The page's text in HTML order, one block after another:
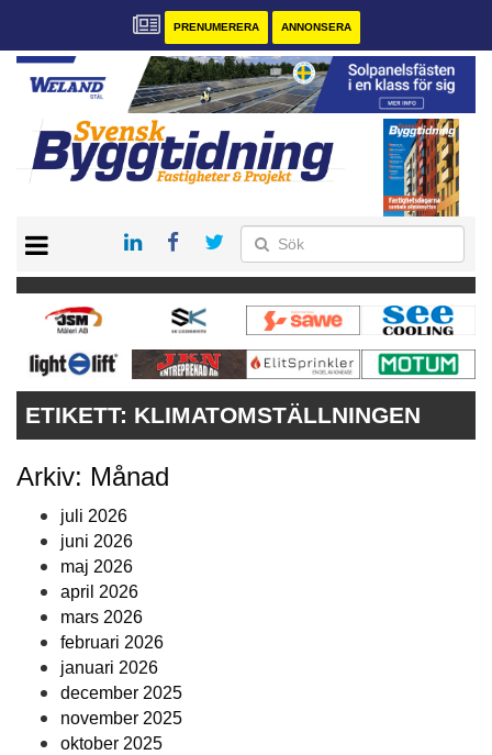
PRENUMERERA ANNONSERA
PRENUMERERA
VÅRA ANDRA MAGASIN
ANNONSERA
ETIKETT: KLIMATOMSTÄLLNINGEN
Arkiv: Månad
juli 2026
juni 2026
maj 2026
april 2026
mars 2026
februari 2026
januari 2026
december 2025
november 2025
oktober 2025